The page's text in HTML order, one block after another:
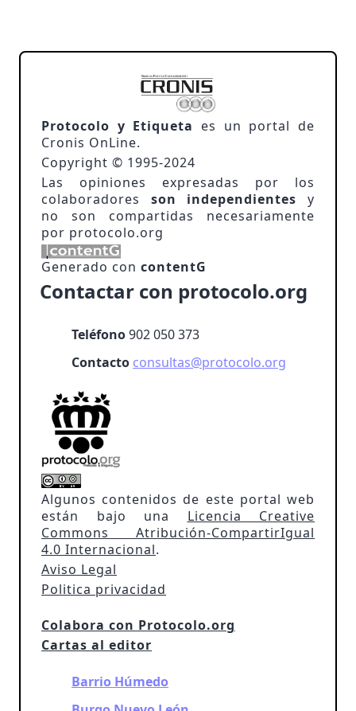
Protocolo y Etiqueta es un portal de
Cronis OnLine.
Copyright © 1995-2024
Las opiniones expresadas por los
colaboradores son independientes y
no son compartidas necesariamente
por protocolo.org
Generado con contentG
Contactar con protocolo.org
Teléfono902 050 373
Contacto consultas@protocolo.org
Algunos contenidos de este portal web
están bajo una Licencia Creative
Commons Atribución-CompartirIgual
4.0 Internacional.
Aviso Legal
Politica privacidad
Colabora con Protocolo.org
Cartas al editor
Barrio Húmedo